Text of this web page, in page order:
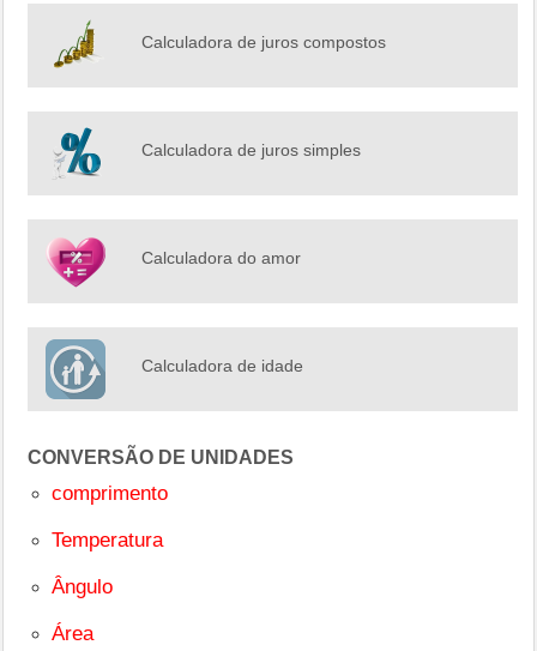
Calculadora de juros compostos
Calculadora de juros simples
Calculadora do amor
Calculadora de idade
CONVERSÃO DE UNIDADES
comprimento
Temperatura
Ângulo
Área